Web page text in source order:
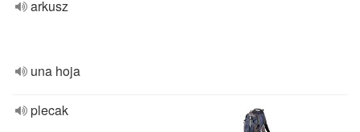
arkusz
una hoja
plecak